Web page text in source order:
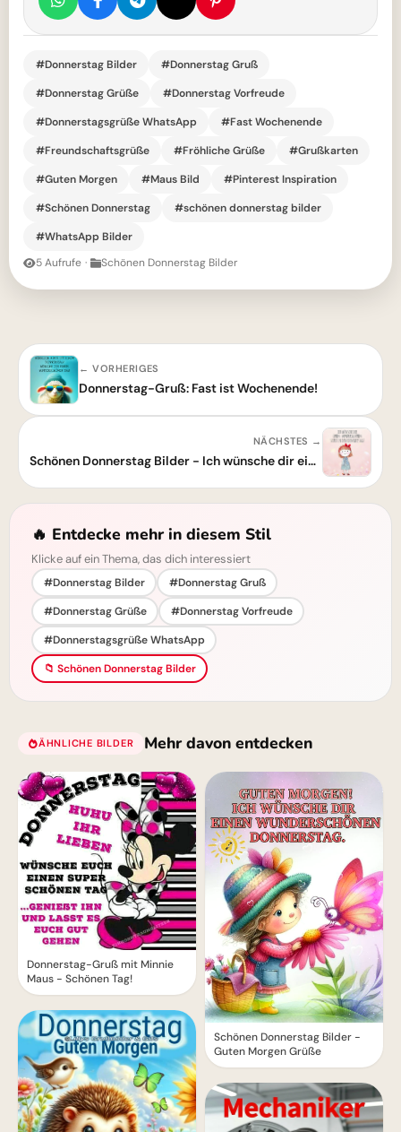
#Donnerstag Bilder
#Donnerstag Gruß
#Donnerstag Grüße
#Donnerstag Vorfreude
#Donnerstagsgrüße WhatsApp
#Fast Wochenende
#Freundschaftsgrüße
#Fröhliche Grüße
#Grußkarten
#Guten Morgen
#Maus Bild
#Pinterest Inspiration
#Schönen Donnerstag
#schönen donnerstag bilder
#WhatsApp Bilder
5 Aufrufe · Schönen Donnerstag Bilder
← VORHERIGES
Donnerstag-Gruß: Fast ist Wochenende!
NÄCHSTES →
Schönen Donnerstag Bilder - Ich wünsche dir einen wunderschönen Start
🔥 Entdecke mehr in diesem Stil
Klicke auf ein Thema, das dich interessiert
#Donnerstag Bilder
#Donnerstag Gruß
#Donnerstag Grüße
#Donnerstag Vorfreude
#Donnerstagsgrüße WhatsApp
📁 Schönen Donnerstag Bilder
ÄHNLICHE BILDER Mehr davon entdecken
Donnerstag-Gruß mit Minnie
Maus - Schönen Tag!
Schönen Donnerstag Bilder -
Guten Morgen Grüße